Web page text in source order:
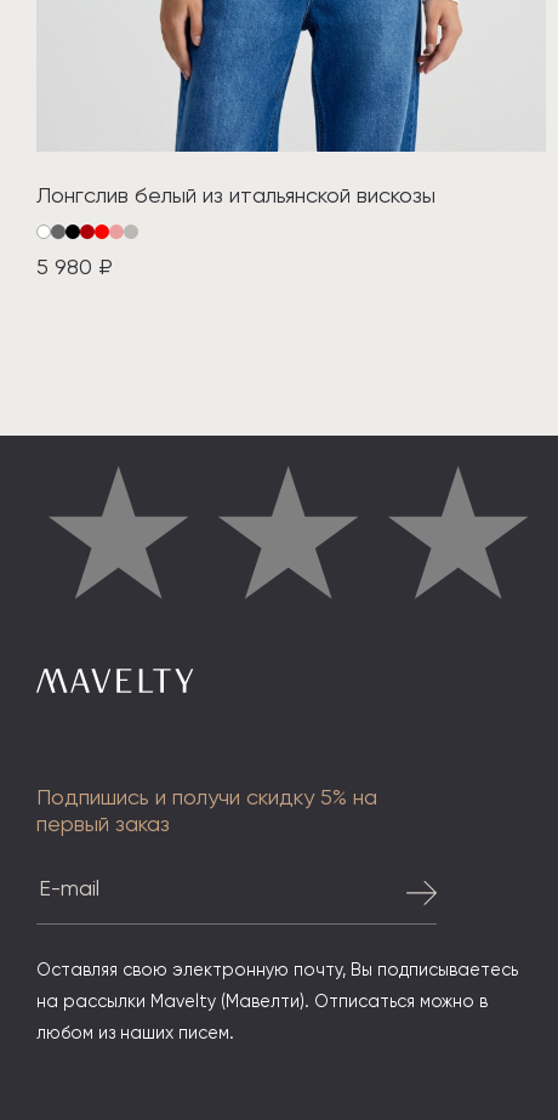
Лонгслив белый из итальянской вискозы
5 980 ₽
★★★
Подпишись и получи скидку 5% на
первый заказ
Оставляя свою электронную почту, Вы подписываетесь
на рассылки Mavelty (Мавелти). Отписаться можно в
любом из наших писем.